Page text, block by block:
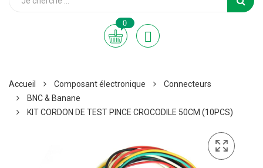
0
Accueil Composant électronique
Connecteurs
BNC & Banane
KIT CORDON DE TEST PINCE CROCODILE 50CM (10PCS)